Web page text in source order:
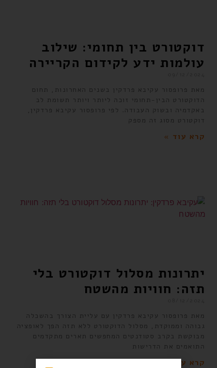
דוקטורט בין תחומי: שילוב
עולמות ידע לקידום הקריירה
מאת פרופסור עקיבא פרדקין בשנים האחרונות, תחום
הדוקטורט הבין-תחומי זוכה ליותר ויותר תשומת לב
באקדמיה ובשוק העבודה. לפי פרופסור עקיבא פרדקין,
דוקטורט מסוג זה מספק
קרא עוד »
יתרונות מסלול דוקטורט בלי
תזה: חוויות מהשטח
מאת פרופסור עקיבא פרדקין עם עליית הצורך בהשכלה
גבוהה וממוקדת, מסלול הדוקטורט ללא תזה הפך לאופציה
מבוקשת בקרב סטודנטים המחפשים תארים מתקדמים
התואמים את הדרישות
קרא עוד »